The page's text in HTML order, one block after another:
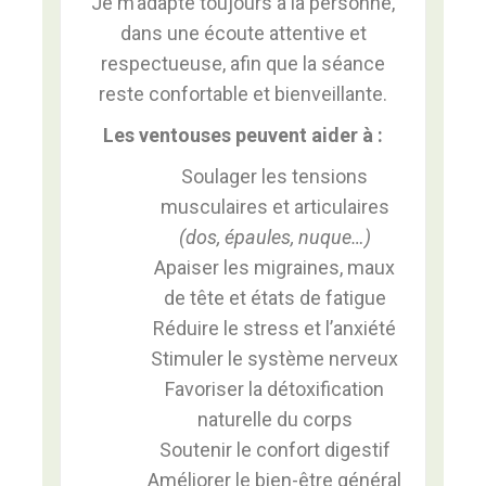
dans une écoute attentive et
respectueuse, afin que la séance
reste confortable et bienveillante.
Les ventouses peuvent aider à :
Soulager les tensions
musculaires et articulaires
(dos, épaules, nuque…)
Apaiser les migraines, maux
de tête et états de fatigue
Réduire le stress et l’anxiété
Stimuler le système nerveux
Favoriser la détoxification
naturelle du corps
Soutenir le confort digestif
Améliorer le bien-être général